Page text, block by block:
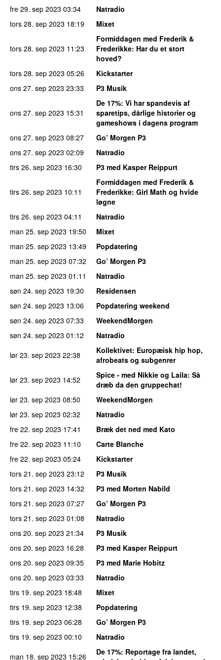
fre 29. sep 2023 03:34
Natradio
tors 28. sep 2023 18:19 Mixet
tors 28. sep 2023 11:23
Formiddagen med Frederik &
Frederikke: Har du et stort
hoved?
tors 28. sep 2023 05:26
Kickstarter
ons 27. sep 2023 23:33 P3 Musik
ons 27. sep 2023 15:31
De 17%: Vi har spandevis af
sparetips, dårlige historier og
gameshows i dagens program
ons 27. sep 2023 08:27
Go’ Morgen P3
ons 27. sep 2023 02:09
Natradio
tirs 26. sep 2023 16:30 P3 med Kasper Reippurt
tirs 26. sep 2023 10:11
Formiddagen med Frederik &
Frederikke: Girl Math og hvide
løgne
tirs 26. sep 2023 04:11
Natradio
man 25. sep 2023 19:50
Mixet
man 25. sep 2023 13:49
Popdatering
man 25. sep 2023 07:32
Go’ Morgen P3
man 25. sep 2023 01:11
Natradio
søn 24. sep 2023 19:30
Residensen
søn 24. sep 2023 13:06
Popdatering weekend
søn 24. sep 2023 07:33
WeekendMorgen
søn 24. sep 2023 01:12
Natradio
lør 23. sep 2023 22:38 Kollektivet: Europæisk hip hop,
afrobeats og subgenrer
lør 23. sep 2023 14:52 Spice - med Nikkie og Laila: Så
dræb da den gruppechat!
lør 23. sep 2023 08:50
WeekendMorgen
lør 23. sep 2023 02:32
Natradio
fre 22. sep 2023 17:41
Bræk det ned med Kato
fre 22. sep 2023 11:10
Carte Blanche
fre 22. sep 2023 05:24
Kickstarter
tors 21. sep 2023 23:12
P3 Musik
tors 21. sep 2023 14:32
P3 med Morten Nabild
tors 21. sep 2023 07:27
Go’ Morgen P3
tors 21. sep 2023 01:08
Natradio
ons 20. sep 2023 21:34
P3 Musik
ons 20. sep 2023 16:28
P3 med Kasper Reippurt
ons 20. sep 2023 09:35
P3 med Marie Hobitz
ons 20. sep 2023 03:33
Natradio
tirs 19. sep 2023 18:48
Mixet
tirs 19. sep 2023 12:38
Popdatering
tirs 19. sep 2023 06:28
Go’ Morgen P3
tirs 19. sep 2023 00:10
Natradio
man 18. sep 2023 15:26 De 17%: Reportage fra landet,